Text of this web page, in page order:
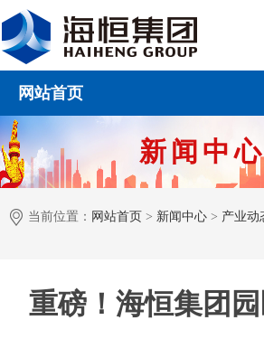
网站首页
新闻中
当前位置： 网站首页 > 新闻中心 > 产业动
重磅！海恒集团